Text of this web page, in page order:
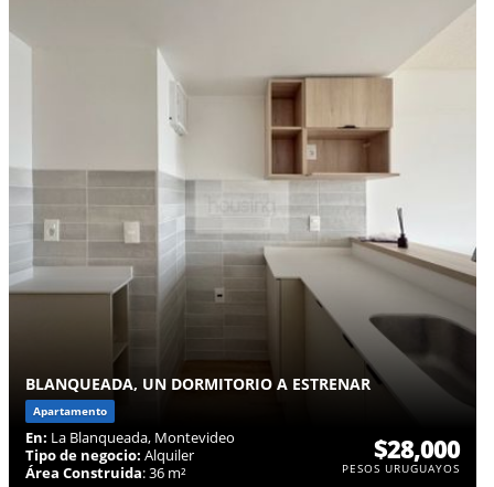
BLANQUEADA, UN DORMITORIO A ESTRENAR
Apartamento
En: La Blanqueada, Montevideo
Tipo de negocio: Alquiler
Área Construida: 36 m²
$28,000
PESOS URUGUAYOS